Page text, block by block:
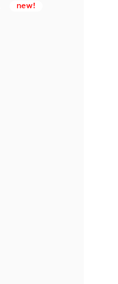
new!